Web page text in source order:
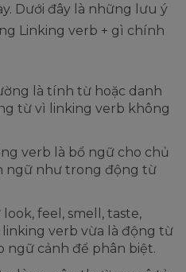
Dưới đây là những lưu ý
Linking verb + gì chính
là tính từ hoặc danh
từ vì linking verb không
verb là bổ ngữ cho chủ
ngữ như trong động từ
feel, smell, taste,
verb vừa là động từ
ngữ cảnh để phân biệt.